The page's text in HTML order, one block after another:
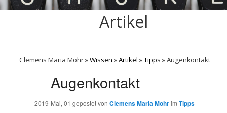
Artikel
Clemens Maria Mohr »Wissen »Artikel »Tipps »Augenkontakt
Augenkontakt
2019-Mai, 01 gepostet von Clemens Maria Mohrim Tipps